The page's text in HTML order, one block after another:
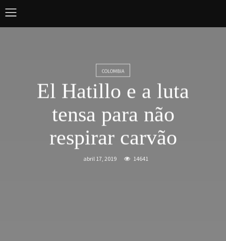
COLOMBIA
El Hatillo e a luta
tensa para não
respirar carvão
abril 17, 2019 14641